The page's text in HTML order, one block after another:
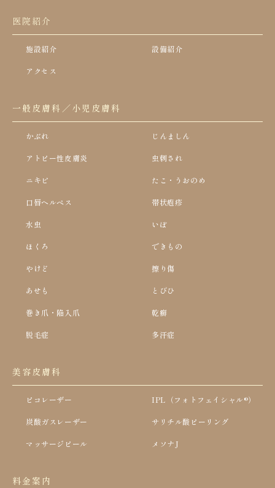
医院紹介
施設紹介 設備紹介
アクセス
一般皮膚科／小児皮膚科
かぶれ じんましん
アトピー性皮膚炎 虫刺され
ニキビ たこ・うおのめ
口唇ヘルペス 帯状疱疹
水虫 いぼ
ほくろ できもの
やけど 擦り傷
あせも とびひ
巻き爪・陥入爪 乾癬
脱毛症 多汗症
美容皮膚科
ピコレーザー IPL（フォトフェイシャル®）
炭酸ガスレーザー サリチル酸ピーリング
マッサージピール メソナJ
料金案内